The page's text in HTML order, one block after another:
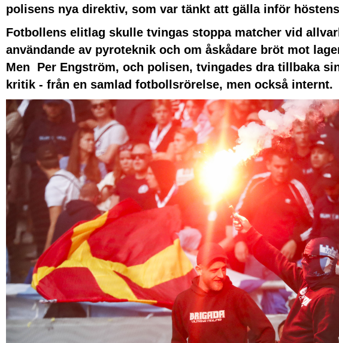
polisens nya direktiv, som var tänkt att gälla inför
Fotbollens elitlag skulle tvingas stoppa matcher vid
användande av pyroteknik och om åskådare bröt mot
Men Per Engström, och polisen, tvingades dra tillbaka
kritik - från en samlad fotbollsrörelse, men också internt.